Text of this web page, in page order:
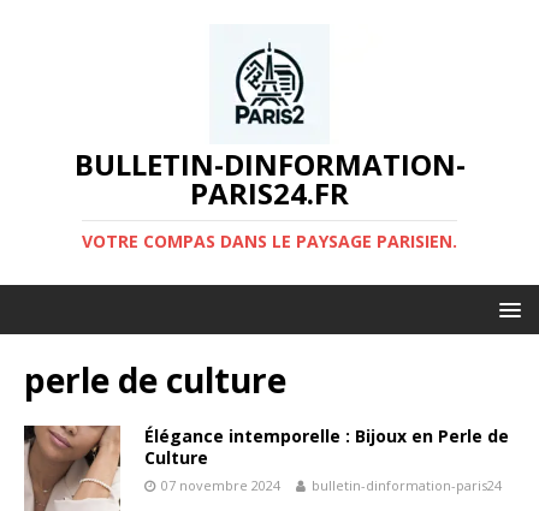
BULLETIN-DINFORMATION-
PARIS24.FR
VOTRE COMPAS DANS LE PAYSAGE PARISIEN.
perle de culture
Élégance intemporelle : Bijoux en Perle de
Culture
07 novembre 2024 bulletin-dinformation-paris24